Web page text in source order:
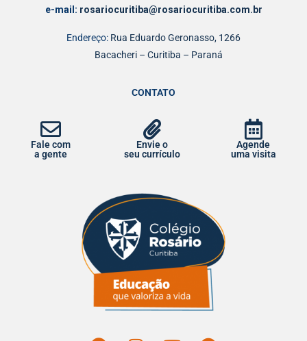
e-mail: rosariocuritiba@rosariocuritiba.com.br
Endereço: Rua Eduardo Geronasso, 1266
Bacacheri – Curitiba – Paraná
CONTATO
Fale com
a gente
Envie o
seu currículo
Agende
uma visita